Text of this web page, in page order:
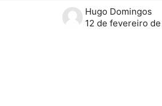
Hugo Domingos
12 de fevereiro